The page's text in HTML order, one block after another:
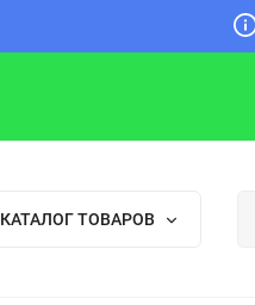
КАТАЛОГ ТОВАРОВ